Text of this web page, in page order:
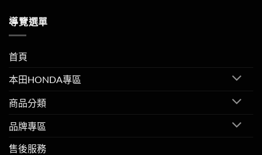
導覽選單
首頁
本田HONDA專區
商品分類
品牌專區
售後服務